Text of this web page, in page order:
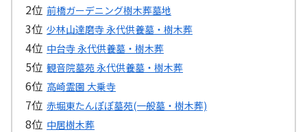
前橋ガーデニング樹木葬墓地
少林山達磨寺 永代供養墓・樹木葬
中台寺 永代供養墓・樹木葬
観音院墓苑 永代供養墓・樹木葬
高崎霊園 大乗寺
赤堀東たんぽぽ墓苑(一般墓・樹木葬)
中居樹木葬